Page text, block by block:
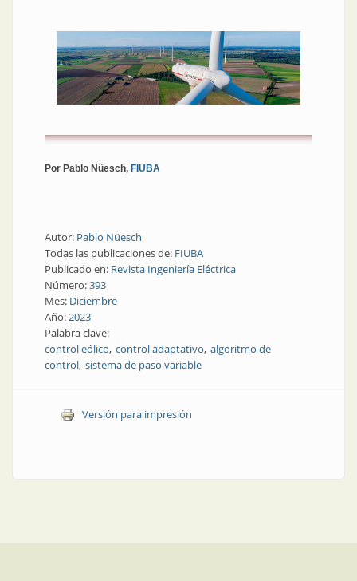
Por Pablo Nüesch, FIUBA
Autor: Pablo Nüesch
Todas las publicaciones de: FIUBA
Publicado en: Revista Ingeniería Eléctrica
Número:393
Mes: Diciembre
Año:2023
Palabra clave:
control eólico control adaptativo algoritmo de
control sistema de paso variable
Versión para impresión